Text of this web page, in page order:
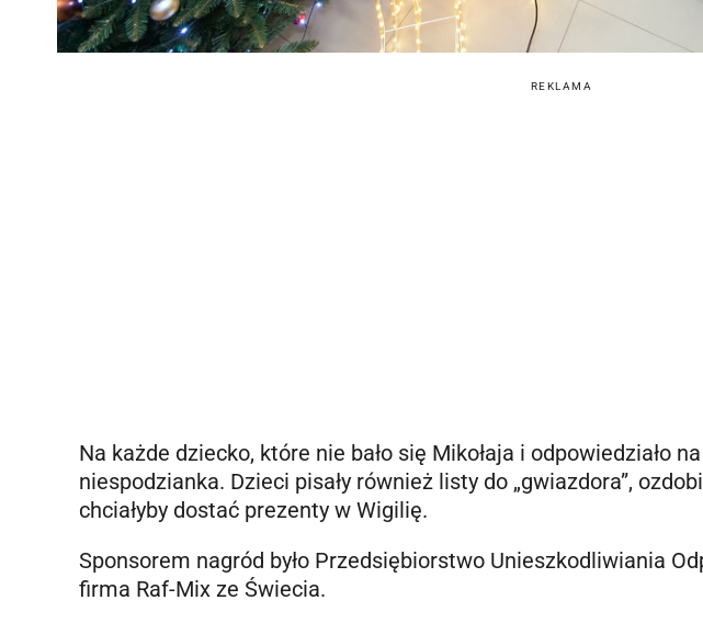
REKLAMA
Na każde dziecko, które nie bało się Mikołaja i odpowiedziało
niespodzianka. Dzieci pisały również listy do „gwiazdora”,
chciałyby dostać prezenty w Wigilię.
Sponsorem nagród było Przedsiębiorstwo Unieszkodliwiania
firma Raf-Mix ze Świecia.